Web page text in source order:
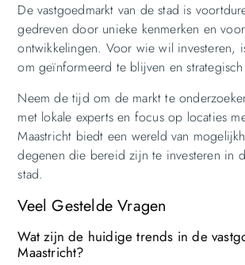
De vastgoedmarkt van de stad is
gedreven door unieke kenmerken en
ontwikkelingen. Voor wie wil investeren,
om geïnformeerd te blijven en
Neem de tijd om de markt te
met lokale experts en focus op locaties
Maastricht biedt een wereld van
degenen die bereid zijn te investeren in
stad.
Veel Gestelde Vragen
Wat zijn de huidige trends in de
Maastricht?